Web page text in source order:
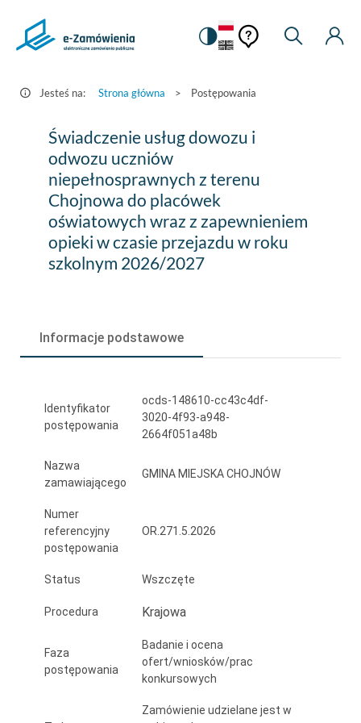
Postępowania
Zamówienia.gov.pl
Zmiana
na
kontrastową
Pomoc
kontekstowa
Pomoc
Moje
Jesteś na: Strona główna > Postępowania
Świadczenie
usług
dowozu
odwozu
uczniów
terenu
do
placówek
oświatowych
wraz
zapewnieniem
opieki
przejazdu
Świadczenie usług dowozu i
odwozu uczniów
niepełnosprawnych z terenu
Chojnowa do placówek
oświatowych wraz z zapewnieniem
opieki w czasie przejazdu w roku
szkolnym 2026/2027
Informacje podstawowe
Identyfikator
postępowania
ocds-148610-cc43c4df-
3020-4f93-a948-
2664f051a48b
Nazwa
zamawiającego
GMINA MIEJSKA CHOJNÓW
Numer
referencyjny
postępowania
OR.271.5.2026
Status Wszczęte
Procedura Krajowa
Faza
postępowania
Badanie i ocena
ofert/wniosków/prac
konkursowych
Zamówienie udzielane jest w